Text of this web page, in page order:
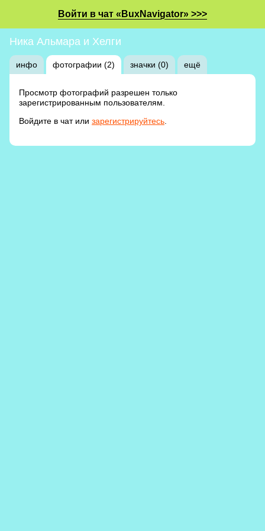
Войти в чат «BuxNavigator» >>>
Ника Альмара и Хелги
инфо фотографии (2) значки (0) ещё
Просмотр фотографий разрешен только
зарегистрированным пользователям.
Войдите в чат или зарегистрируйтесь